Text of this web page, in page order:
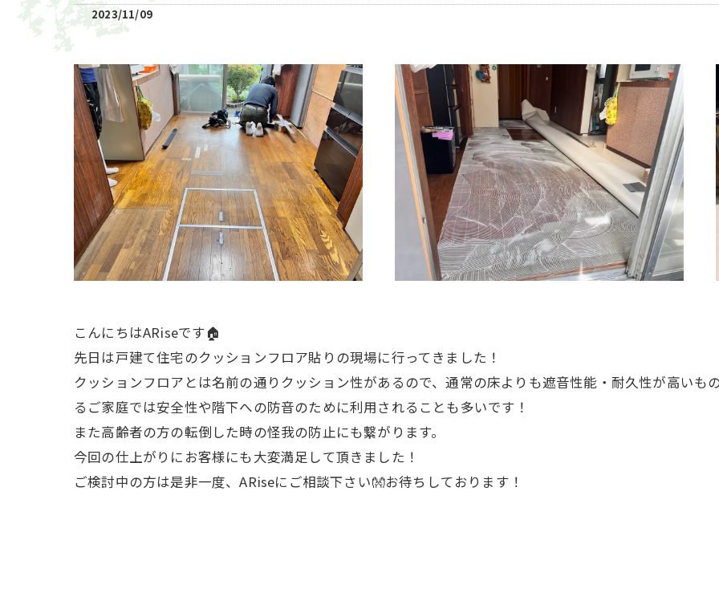
2023/11/09
こんにちはARiseです🏠
先日は戸建て住宅のクッションフロア貼りの現場に行ってきました！
クッションフロアとは名前の通りクッション性があるので、通常の床よりも遮音性能・耐久性が高いも
るご家庭では安全性や階下への防音のために利用されることも多いです！
また高齢者の方の転倒した時の怪我の防止にも繋がります。
今回の仕上がりにお客様にも大変満足して頂きました！
ご検討中の方は是非一度、ARiseにご相談下さい👐お待ちしております！